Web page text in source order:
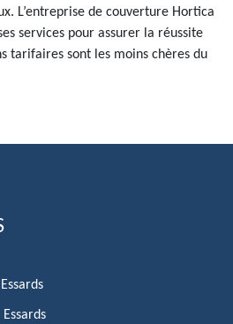
L’entreprise de couverture Hortica
services pour assurer la réussite
tarifaires sont les moins chères du